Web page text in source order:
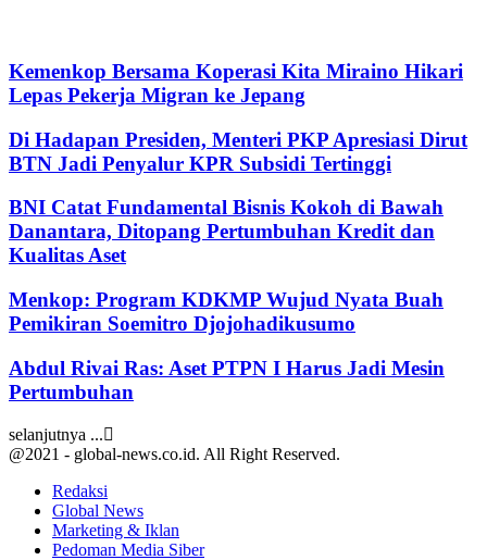
Kemenkop Bersama Koperasi Kita Miraino Hikari
Lepas Pekerja Migran ke Jepang
Di Hadapan Presiden, Menteri PKP Apresiasi Dirut
BTN Jadi Penyalur KPR Subsidi Tertinggi
BNI Catat Fundamental Bisnis Kokoh di Bawah
Danantara, Ditopang Pertumbuhan Kredit dan
Kualitas Aset
Menkop: Program KDKMP Wujud Nyata Buah
Pemikiran Soemitro Djojohadikusumo
Abdul Rivai Ras: Aset PTPN I Harus Jadi Mesin
Pertumbuhan
selanjutnya ...
@2021 - global-news.co.id. All Right Reserved.
Redaksi
Global News
Marketing & Iklan
Pedoman Media Siber